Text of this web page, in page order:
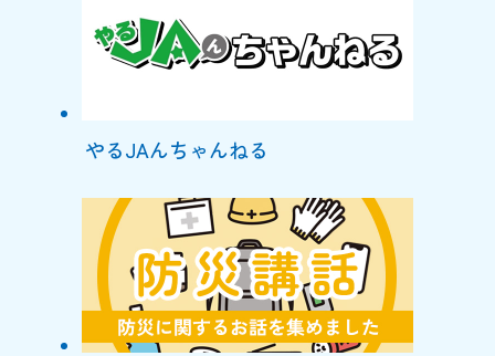
やるJAんちゃんねる